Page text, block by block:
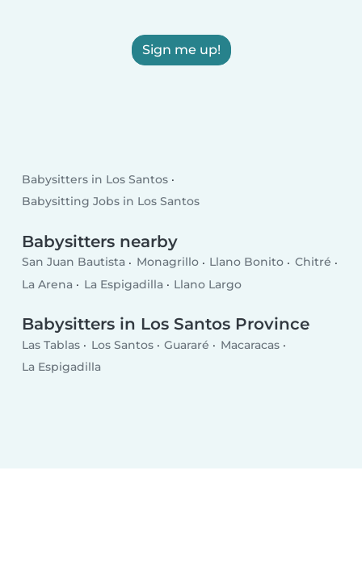
Sign me up!
Babysitters in Los Santos
Babysitting Jobs in Los Santos
Babysitters nearby
San Juan Bautista Monagrillo Llano Bonito
Chitré
La Arena
La Espigadilla Llano Largo
Babysitters in Los Santos Province
Las Tablas Los Santos Guararé
Macaracas
La Espigadilla